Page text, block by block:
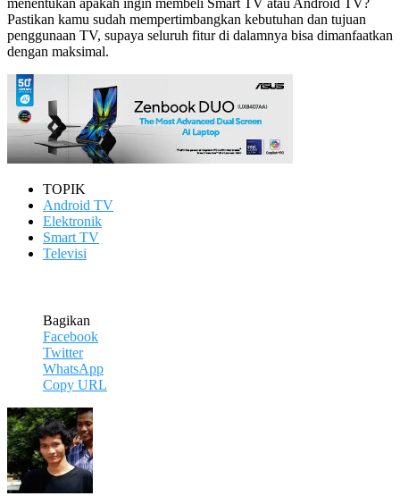
menentukan apakah ingin membeli Smart TV atau Android TV?
Pastikan kamu sudah mempertimbangkan kebutuhan dan tujuan
penggunaan TV, supaya seluruh fitur di dalamnya bisa dimanfaatkan
dengan maksimal.
TOPIK
Android TV
Elektronik
Smart TV
Televisi
Bagikan
Facebook
Twitter
WhatsApp
Copy URL